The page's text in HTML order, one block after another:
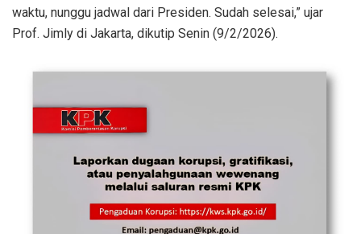
waktu, nunggu jadwal dari Presiden. Sudah selesai,” ujar
Prof. Jimly di Jakarta, dikutip Senin (9/2/2026).